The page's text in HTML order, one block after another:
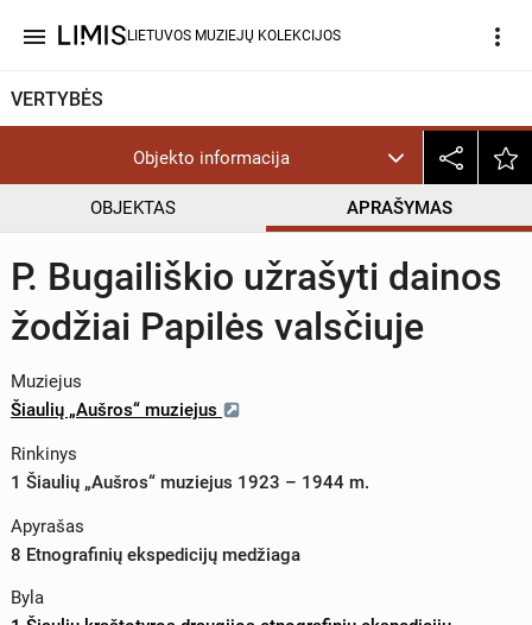
menu LIETUVOS MUZIEJŲ KOLEKCIJOS more_vert
VERTYBĖS
Objekto informacija
OBJEKTAS APRAŠYMAS
P. Bugailiškio užrašyti dainos
žodžiai Papilės valsčiuje
Muziejus
Šiaulių „Aušros“ muziejus
Rinkinys
1 Šiaulių „Aušros“ muziejus 1923 – 1944 m.
Apyrašas
8 Etnografinių ekspedicijų medžiaga
Byla